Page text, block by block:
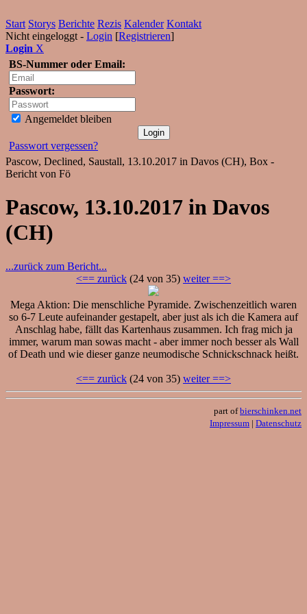
Start Storys Berichte Rezis Kalender Kontakt
Nicht eingeloggt - Login [Registrieren]
Login X
BS-Nummer oder Email:
Passwort:
Angemeldet bleiben
Passwort vergessen?
Pascow, Declined, Saustall, 13.10.2017 in Davos (CH), Box -
Bericht von Fö
Pascow, 13.10.2017 in Davos
(CH)
...zurück zum Bericht...
<== zurück (24 von 35) weiter ==>
Mega Aktion: Die menschliche Pyramide. Zwischenzeitlich waren
so 6-7 Leute aufeinander gestapelt, aber just als ich die Kamera auf
Anschlag habe, fällt das Kartenhaus zusammen. Ich frag mich ja
immer, warum man sowas macht - aber immer noch besser als Wall
of Death und wie dieser ganze neumodische Schnickschnack heißt.
<== zurück (24 von 35) weiter ==>
part ofbierschinken.net
Impressum | Datenschutz